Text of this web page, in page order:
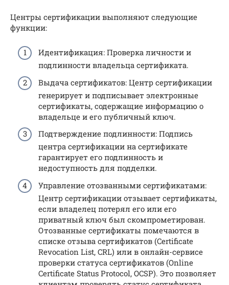
Центры сертификации выполняют следующие
функции:
Идентификация: Проверка личности и
подлинности владельца сертификата.
Выдача сертификатов: Центр сертификации
генерирует и подписывает электронные
сертификаты, содержащие информацию о
владельце и его публичный ключ.
Подтверждение подлинности: Подпись
центра сертификации на сертификате
гарантирует его подлинность и
недоступность для подделки.
Управление отозванными сертификатами:
Центр сертификации отзывает сертификаты,
если владелец потерял его или его
приватный ключ был скомпрометирован.
Отозванные сертификаты помечаются в
списке отзыва сертификатов (Certificate
Revocation List, CRL) или в онлайн-сервисе
проверки статуса сертификатов (Online
Certificate Status Protocol, OCSP). Это позволяет